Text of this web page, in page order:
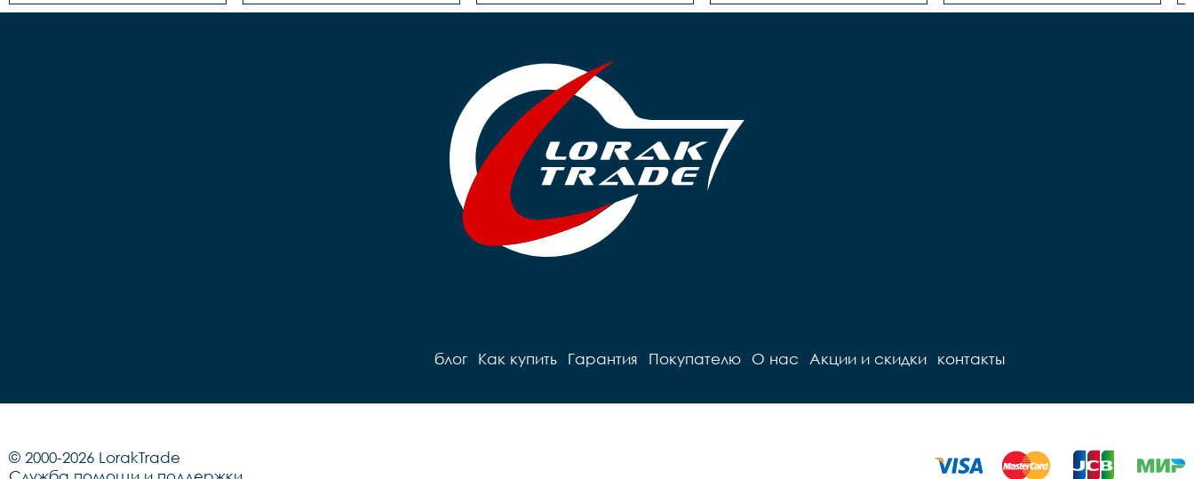
блог Как купить Гарантия Покупателю О нас Акции и скидки контакты
© 2000-2026 LorakTrade